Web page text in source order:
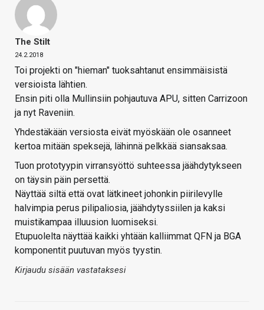
The Stilt
24.2.2018
Toi projekti on "hieman" tuoksahtanut ensimmäisistä
versioista lähtien.
Ensin piti olla Mullinsiin pohjautuva APU, sitten Carrizoon
ja nyt Raveniin.
Yhdestäkään versiosta eivät myöskään ole osanneet
kertoa mitään speksejä, lähinnä pelkkää siansaksaa.
Tuon prototyypin virransyöttö suhteessa jäähdytykseen
on täysin päin persettä.
Näyttää siltä että ovat lätkineet johonkin piirilevylle
halvimpia perus pilipaliosia, jäähdytyssiilen ja kaksi
muistikampaa illuusion luomiseksi.
Etupuolelta näyttää kaikki yhtään kalliimmat QFN ja BGA
komponentit puutuvan myös tyystin.
Kirjaudu sisään vastataksesi